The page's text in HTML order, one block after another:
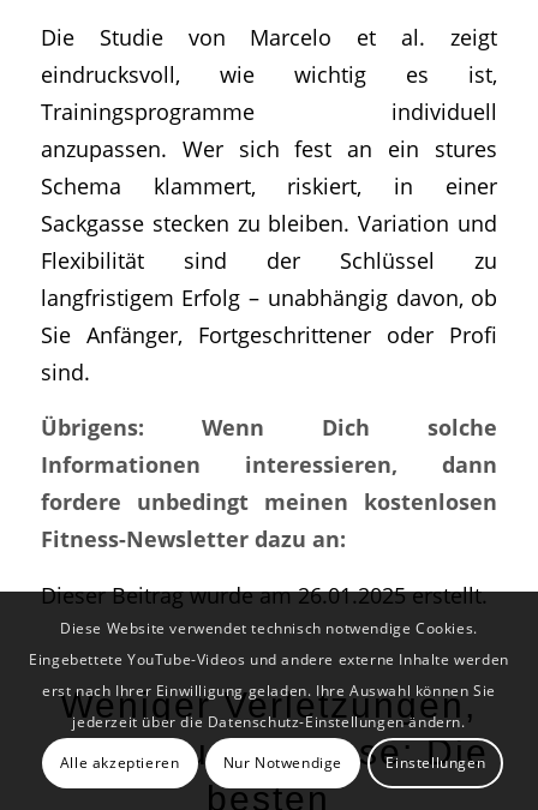
Die Studie von Marcelo et al. zeigt
eindrucksvoll, wie wichtig es ist,
Trainingsprogramme individuell
anzupassen. Wer sich fest an ein stures
Schema klammert, riskiert, in einer
Sackgasse stecken zu bleiben. Variation und
Flexibilität sind der Schlüssel zu
langfristigem Erfolg – unabhängig davon, ob
Sie Anfänger, Fortgeschrittener oder Profi
sind.
Übrigens: Wenn Dich solche
Informationen interessieren, dann
fordere unbedingt meinen kostenlosen
Fitness-Newsletter dazu an:
Dieser Beitrag wurde am 26.01.2025 erstellt.
Weniger Verletzungen,
mehr Muskelmasse: Die
besten
Diese Website verwendet technisch notwendige Cookies.
Eingebettete YouTube-Videos und andere externe Inhalte werden
erst nach Ihrer Einwilligung geladen. Ihre Auswahl können Sie
jederzeit über die Datenschutz-Einstellungen ändern.
Alle akzeptieren Nur Notwendige Einstellungen